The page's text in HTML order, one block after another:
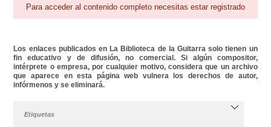
Para acceder al contenido completo necesitas estar registrado
Los enlaces publicados en La Biblioteca de la Guitarra solo tienen un
fin educativo y de difusión, no comercial. Si algún compositor,
intérprete o empresa, por cualquier motivo, considera que un archivo
que aparece en esta página web vulnera los derechos de autor,
infórmenos y se eliminará.
Etiquetas